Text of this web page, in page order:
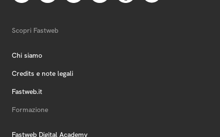
Scopri Fastweb
Chi siamo
Credits e note legali
Fastweb.it
Formazione
Fastweb Digital Academy